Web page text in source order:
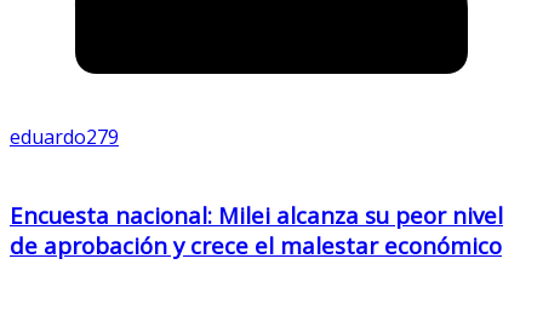
eduardo279
Encuesta nacional: Milei alcanza su peor nivel
de aprobación y crece el malestar económico